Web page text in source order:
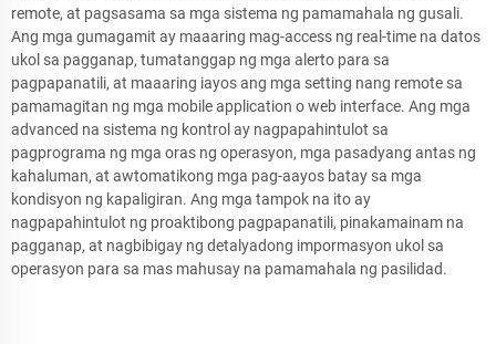
remote, at pagsasama sa mga sistema ng pamamahala ng gusali.
Ang mga gumagamit ay maaaring mag-access ng real-time na datos
ukol sa pagganap, tumatanggap ng mga alerto para sa
pagpapanatili, at maaaring iayos ang mga setting nang remote sa
pamamagitan ng mga mobile application o web interface. Ang mga
advanced na sistema ng kontrol ay nagpapahintulot sa
pagprograma ng mga oras ng operasyon, mga pasadyang antas ng
kahaluman, at awtomatikong mga pag-aayos batay sa mga
kondisyon ng kapaligiran. Ang mga tampok na ito ay
nagpapahintulot ng proaktibong pagpapanatili, pinakamainam na
pagganap, at nagbibigay ng detalyadong impormasyon ukol sa
operasyon para sa mas mahusay na pamamahala ng pasilidad.